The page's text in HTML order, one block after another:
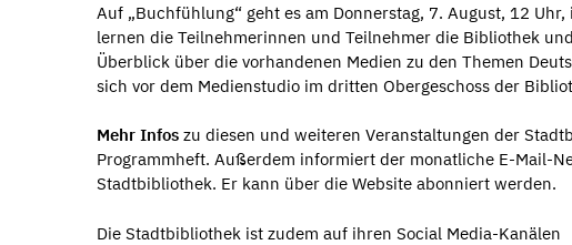
Auf „Buchfühlung“ geht es am Donnerstag, 7. August, 12
lernen die Teilnehmerinnen und Teilnehmer die Bibliothek
Überblick über die vorhandenen Medien zu den Themen
sich vor dem Medienstudio im dritten Obergeschoss der
Mehr Infos zu diesen und weiteren Veranstaltungen der
Programmheft. Außerdem informiert der monatliche E-Mail-
Stadtbibliothek. Er kann über die Website abonniert werden.
Die Stadtbibliothek ist zudem auf ihren Social Media-Kanälen